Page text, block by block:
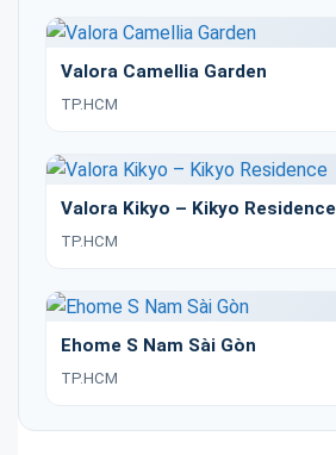
Valora Camellia Garden
TP.HCM
Valora Kikyo – Kikyo Residence
TP.HCM
Ehome S Nam Sài Gòn
TP.HCM